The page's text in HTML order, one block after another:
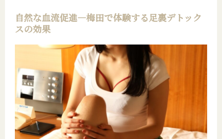
自然な血流促進―梅田で体験する足裏デトック
スの効果